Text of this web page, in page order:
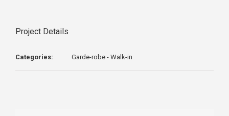
Project Details
Categories: Garde-robe - Walk-in